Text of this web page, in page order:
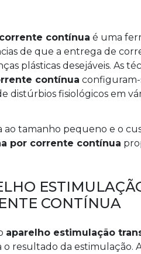
contínua é uma
de que a entrega de
plásticas desejáveis. As
contínua
distúrbios fisiológicos em
ao tamanho pequeno e o
por corrente contínua
CONTÍNUA
aparelho estimulação
resultado da estimulação.